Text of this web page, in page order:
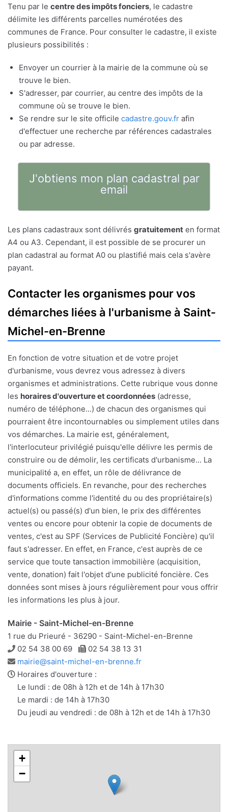
Tenu par le centre des impôts fonciers, le cadastre
délimite les différents parcelles numérotées des
communes de France. Pour consulter le cadastre, il existe
plusieurs possibilités :
Envoyer un courrier à la mairie de la commune où se
trouve le bien.
S'adresser, par courrier, au centre des impôts de la
commune où se trouve le bien.
Se rendre sur le site officile cadastre.gouv.fr afin
d'effectuer une recherche par références cadastrales
ou par adresse.
J'obtiens mon plan cadastral par
email
Les plans cadastraux sont délivrés gratuitement en format
A4 ou A3. Cependant, il est possible de se procurer un
plan cadastral au format A0 ou plastifié mais cela s'avère
payant.
Contacter les organismes pour vos
démarches liées à l'urbanisme à Saint-
Michel-en-Brenne
En fonction de votre situation et de votre projet
d'urbanisme, vous devrez vous adressez à divers
organismes et administrations. Cette rubrique vous donne
les horaires d'ouverture et coordonnées (adresse,
numéro de téléphone...) de chacun des organismes qui
pourraient être incontournables ou simplement utiles dans
vos démarches. La mairie est, généralement,
l'interlocuteur privilégié puisqu'elle délivre les permis de
construire ou de démolir, les certificats d'urbanisme... La
municipalité a, en effet, un rôle de délivrance de
documents officiels. En revanche, pour des recherches
d'informations comme l'identité du ou des propriétaire(s)
actuel(s) ou passé(s) d'un bien, le prix des différentes
ventes ou encore pour obtenir la copie de documents de
ventes, c'est au SPF (Services de Publicité Foncière) qu'il
faut s'adresser. En effet, en France, c'est auprès de ce
service que toute tansaction immobilière (acquisition,
vente, donation) fait l'objet d'une publicité foncière. Ces
données sont mises à jours régulièrement pour vous offrir
les informations les plus à jour.
Mairie - Saint-Michel-en-Brenne
1 rue du Prieuré - 36290 - Saint-Michel-en-Brenne
Téléphone
02 54 38 00 69 Télécopie
02 54 38 13 31
Adresse
e-
mail
mairie@saint-michel-en-brenne.fr
Horaires d'ouverture :
Le lundi : de 08h à 12h et de 14h à 17h30
Le mardi : de 14h à 17h30
Du jeudi au vendredi : de 08h à 12h et de 14h à 17h30
+
−